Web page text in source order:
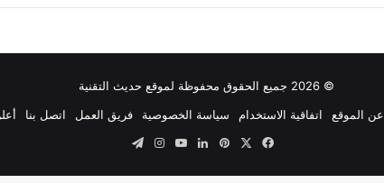
© 2026 جميع الحقوق محفوظة لموقع حديث التقنية
عن الموقع اتفاقية الاستخدام سياسة الخصوصية فريق العمل اتصل بنا
فيسبوك
بينتيريستلينكدإن‫YouTubeانستقرام